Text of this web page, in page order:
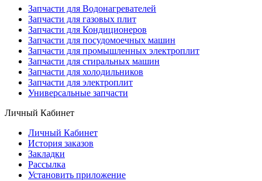
Запчасти для Водонагревателей
Запчасти для газовых плит
Запчасти для Кондиционеров
Запчасти для посудомоечных машин
Запчасти для промышленных электроплит
Запчасти для стиральных машин
Запчасти для холодильников
Запчасти для электроплит
Универсальные запчасти
Личный Кабинет
Личный Кабинет
История заказов
Закладки
Рассылка
Установить приложение